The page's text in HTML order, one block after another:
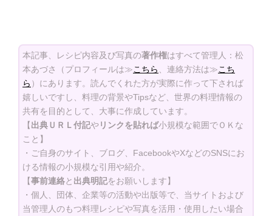
本記事、レシピ内容及び写真の著作権はすべて管理人：松
本あづさ（プロフィールは≫こちら 、連絡方法は≫こち
ら ）にあります。読んでくれた方が実際に作って下されば
嬉しいですし、料理の背景やTipsなど、世界の料理情報の
共有を目的として、大事に作成しています。
【出典ＵＲＬ付記やリンクを貼れば小規模な範囲でＯＫな
こと】
・ご自身のサイト、ブログ、FacebookやXなどのSNSにお
ける情報の小規模な引用や紹介。
【事前連絡と 出典明記をお願いします】
・個人、団体、企業等の活動や出版等で、当サイトおよび
当管理人のもつ料理レシピや写真を活用・使用したい場合